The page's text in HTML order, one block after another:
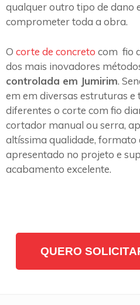
qualquer outro tipo de dano
comprometer toda a obra.
O corte de concreto com fio
dos mais inovadores
controlada em Jumirim.
em em diversas estruturas e
diferentes o corte com fio
cortador manual ou serra,
altíssima qualidade, formato
apresentado no projeto e
acabamento excelente.
QUERO